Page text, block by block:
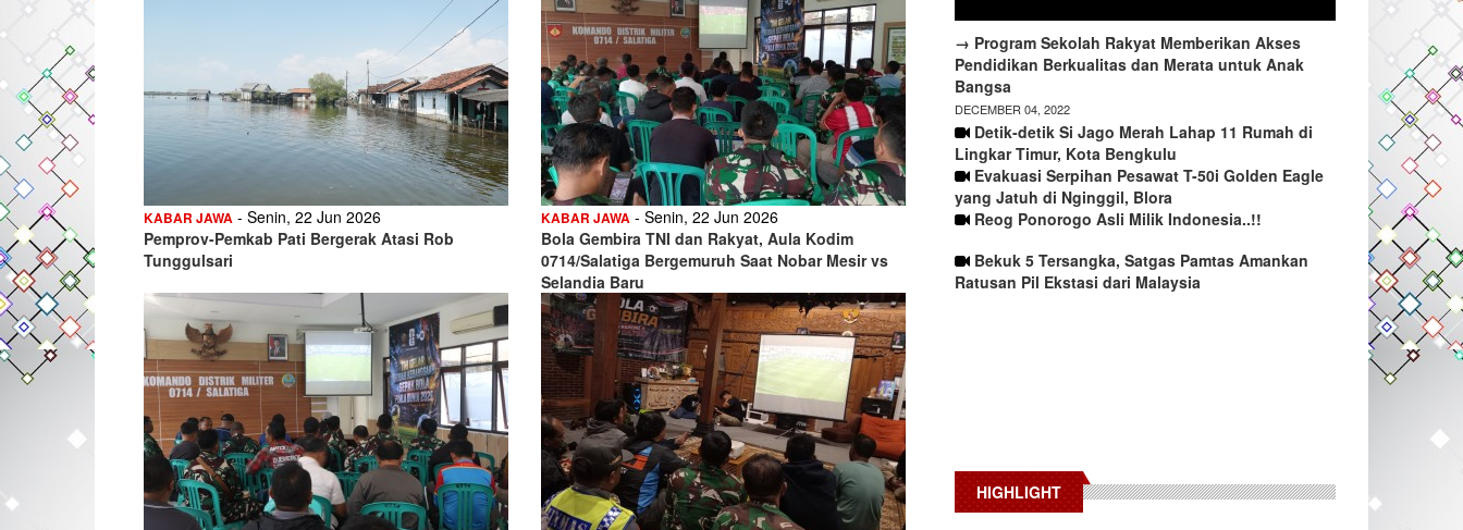
KABAR JAWA - Senin, 22 Jun 2026
Pemprov-Pemkab Pati Bergerak Atasi Rob
Tunggulsari
KABAR JAWA - Senin, 22 Jun 2026
Bola Gembira TNI dan Rakyat, Aula Kodim
0714/Salatiga Bergemuruh Saat Nobar Mesir vs
Selandia Baru
→ Program Sekolah Rakyat Memberikan Akses
Pendidikan Berkualitas dan Merata untuk Anak
Bangsa
DECEMBER 04, 2022
Detik-detik Si Jago Merah Lahap 11 Rumah di
Lingkar Timur, Kota Bengkulu
Evakuasi Serpihan Pesawat T-50i Golden Eagle
yang Jatuh di Nginggil, Blora
Reog Ponorogo Asli Milik Indonesia..!!
Bekuk 5 Tersangka, Satgas Pamtas Amankan
Ratusan Pil Ekstasi dari Malaysia
HIGHLIGHT